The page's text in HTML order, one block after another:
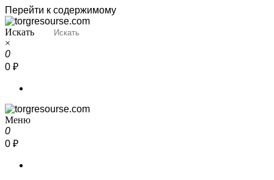
Перейти к содержимому
Torgresourse
Промышленный маркетплейс
Искать
×
0
0 ₽
Torgresourse
Промышленный маркетплейс
Меню
0
0 ₽